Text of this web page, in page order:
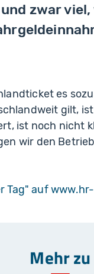
zwar viel,
es
gilt,
ist noch nicht
wir den
Tag" auf
Mehr zu